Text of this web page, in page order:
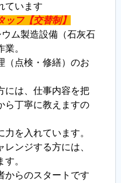
ています
ッフ【交替制】
ム製造設備（石灰石
。
（点検・修繕）のお
には、仕事内容を把
ら丁寧に教えますの
を入れています。
ンジする方には、
。
からのスタートです